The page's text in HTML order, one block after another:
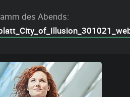
des Abends: